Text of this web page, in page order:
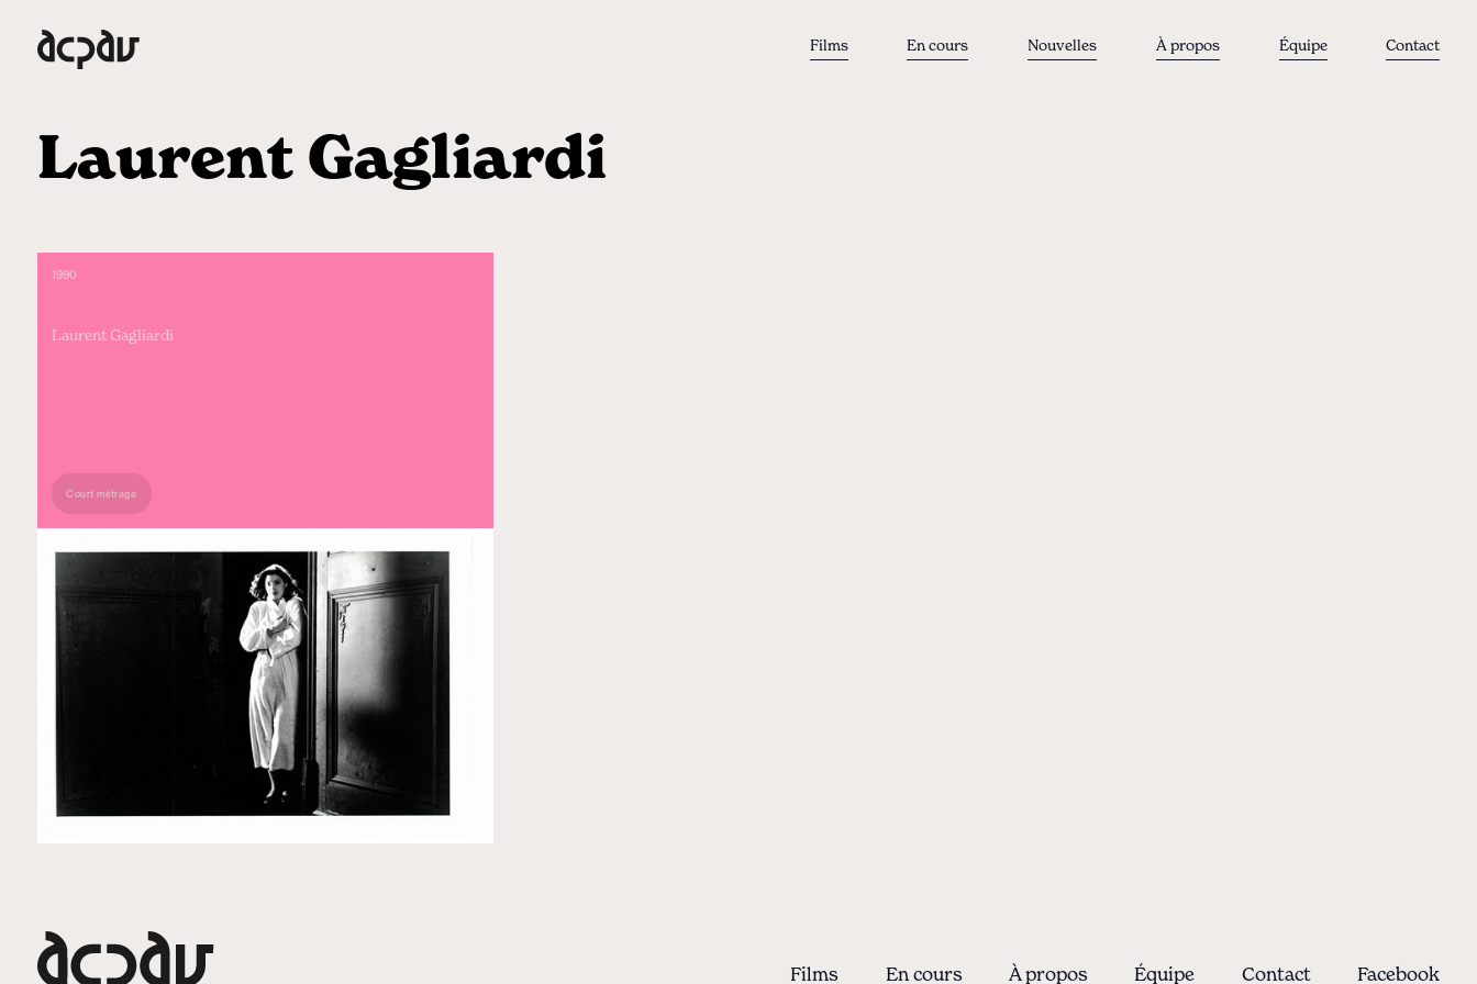
Films En cours Nouvelles À propos Équipe Contact
Laurent Gagliardi
1990
Laurent Gagliardi
Court métrage
Films En cours À propos Équipe Contact Facebook